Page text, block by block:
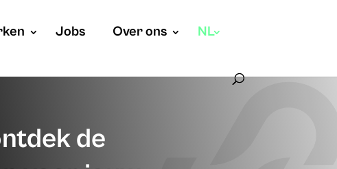
Jobs Over ons NL
de